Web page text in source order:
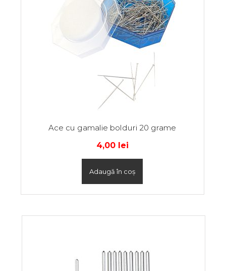
Ace cu gamalie bolduri 20 grame
4,00 lei
Adaugă în coș